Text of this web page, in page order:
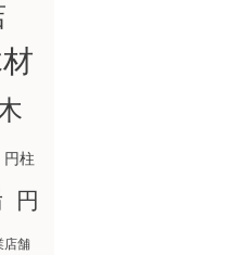
円柱
円
店舗